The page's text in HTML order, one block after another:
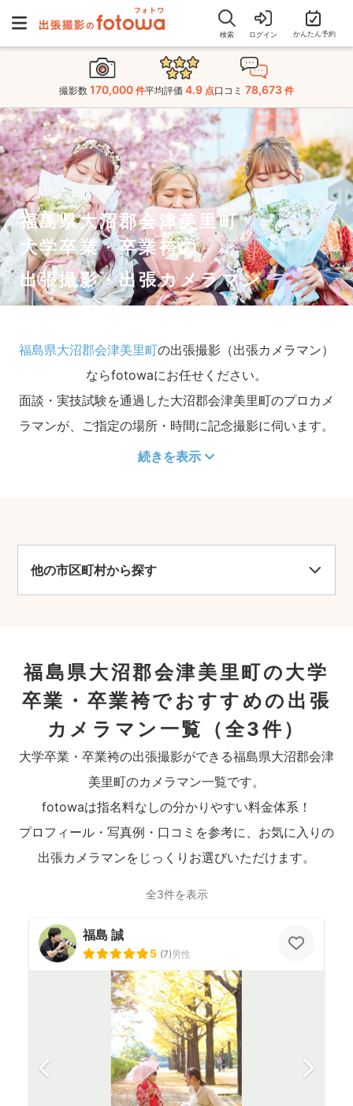
検索 ログイン かんたん予約
撮影数 170,000 件平均評価 4.9 点口コミ 78,673 件
福島県大沼郡会津美里町
大学卒業・卒業袴の
出張撮影・出張カメラマン
福島県大沼郡会津美里町の出張撮影（出張カメラマン）
ならfotowaにお任せください。
面談・実技試験を通過した大沼郡会津美里町のプロカメ
ラマンが、ご指定の場所・時間に記念撮影に伺います。
続きを表示
他の市区町村から探す
福島県大沼郡会津美里町の大学
卒業・卒業袴でおすすめの出張
カメラマン一覧
（全3件）
大学卒業・卒業袴の出張撮影ができる福島県大沼郡会津
美里町のカメラマン一覧です。
fotowaは指名料なしの分かりやすい料金体系！
プロフィール・写真例・口コミを参考に、お気に入りの
出張カメラマンをじっくりお選びいただけます。
全3件を表示
福島 誠
5 (7)男性